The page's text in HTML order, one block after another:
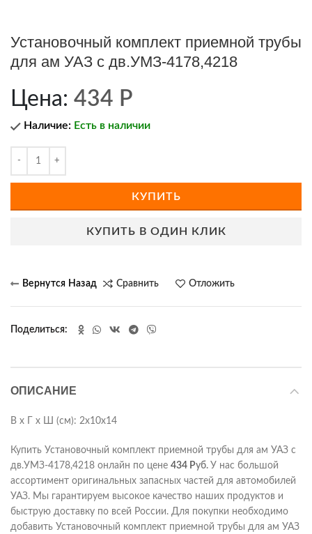
Установочный комплект приемной трубы
для ам УАЗ с дв.УМЗ-4178,4218
Цена: 434 Р
Наличие: Есть в наличии
КУПИТЬ
КУПИТЬ В ОДИН КЛИК
Сравнить Отложить
Поделиться
ОПИСАНИЕ
В х Г х Ш (см): 2х10х14
Купить Установочный комплект приемной трубы для ам УАЗ с
дв.УМЗ-4178,4218 онлайн по цене 434 Руб. У нас большой
ассортимент оригинальных запасных частей для автомобилей
УАЗ. Мы гарантируем высокое качество наших продуктов и
быструю доставку по всей России. Для покупки необходимо
добавить Установочный комплект приемной трубы для ам УАЗ